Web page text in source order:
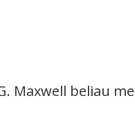
Maxwell beliau